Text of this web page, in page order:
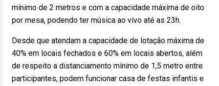
mínimo de 2 metros e com a capacidade máxima de oito
por mesa, podendo ter música ao vivo até as 23h.
Desde que atendam a capacidade de lotação máxima de
40% em locais fechados e 60% em locais abertos, além
de respeito a distanciamento mínimo de 1,5 metro entre
participantes, podem funcionar casa de festas infantis e